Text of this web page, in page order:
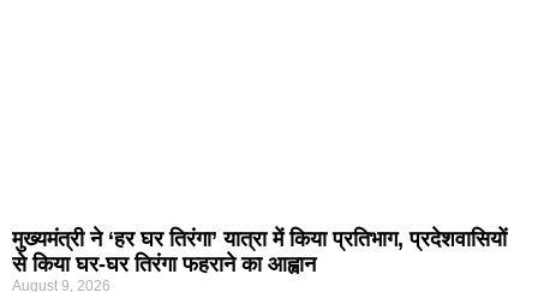
मुख्यमंत्री ने ‘हर घर तिरंगा’ यात्रा में किया प्रतिभाग, प्रदेशवासियों
से किया घर-घर तिरंगा फहराने का आह्वान
August 9, 2026